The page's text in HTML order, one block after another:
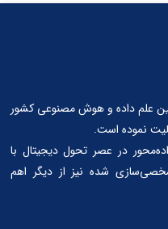
علم داده و هوش مصنوعی کشور
نموده است.
در عصر تحول دیجیتال با
شده نیز از دیگر اهم